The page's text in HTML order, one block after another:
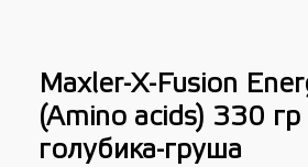
Maxler-X-Fusion
(Amino acids) 330 гр
голубика-груша